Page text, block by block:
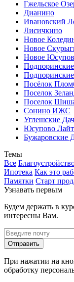
Гжельское
Дианино
Ивановский
Лисичкино
Новое
Новое
Новое
Посёлок
Поселок
Поселок
Сонино ИЖС
Углешcкие
Юсупово Лайт
Бужаровские
Темы
Все
Ипотека Как это
Памятки Старт
Узнавать первым
Будем держать в
интересны Вам.
Отправить
При нажатии на
обработку